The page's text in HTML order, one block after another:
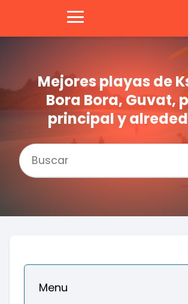
Mejores playas de
Bora Bora, Guvat,
principal y
Menu